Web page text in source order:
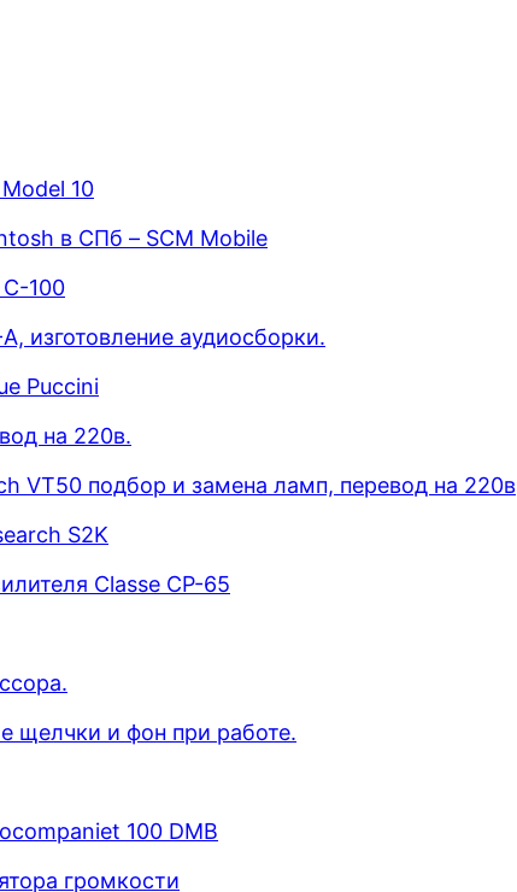
10
в СПб – SCM Mobile
100
изготовление аудиосборки.
Puccini
на 220в.
VT50 подбор и замена ламп, перевод на 220в
S2K
Classe CP-65
щелчки и фон при работе.
100 DMB
громкости